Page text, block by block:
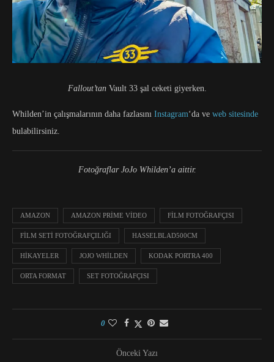
Fallout’tanVault 33 şal ceketi giyerken.
Whilden’in çalışmalarının daha fazlasını Instagram‘da ve web sitesinde
bulabilirsiniz.
Fotoğraflar JoJo Whilden’a aittir.
AMAZON AMAZON PRIME VIDEO FILM FOTOĞRAFÇISI
FILM SETI FOTOĞRAFÇILIĞI HASSELBLAD500CM
HIKAYELER JOJO WHILDEN KODAK PORTRA 400
ORTA FORMAT SET FOTOĞRAFÇISI
0
Önceki Yazı